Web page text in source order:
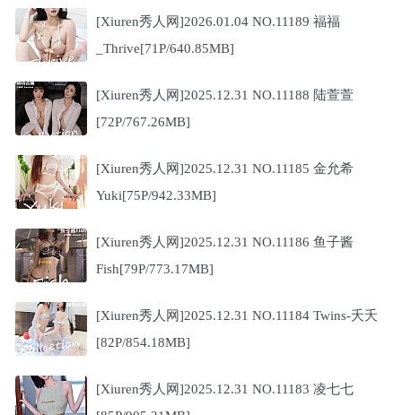
[Xiuren秀人网]2026.01.04 NO.11189 福福
_Thrive[71P/640.85MB]
[Xiuren秀人网]2025.12.31 NO.11188 陆萱萱
[72P/767.26MB]
[Xiuren秀人网]2025.12.31 NO.11185 金允希
Yuki[75P/942.33MB]
[Xiuren秀人网]2025.12.31 NO.11186 鱼子酱
Fish[79P/773.17MB]
[Xiuren秀人网]2025.12.31 NO.11184 Twins-夭夭
[82P/854.18MB]
[Xiuren秀人网]2025.12.31 NO.11183 凌七七